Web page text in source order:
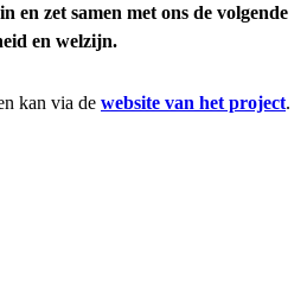
en zet samen met ons de volgende
en welzijn.
kan via de website van het project.